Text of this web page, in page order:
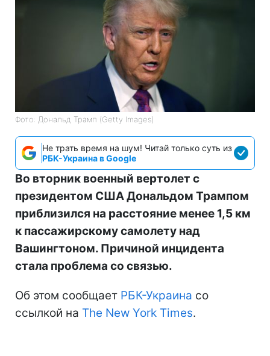
Фото: Дональд Трамп (Getty Images)
Не трать время на шум! Читай только суть из
РБК-Украина в Google
Во вторник военный вертолет с
президентом США Дональдом Трампом
приблизился на расстояние менее 1,5 км
к пассажирскому самолету над
Вашингтоном. Причиной инцидента
стала проблема со связью.
Об этом сообщает РБК-Украина со
ссылкой на The New York Times.